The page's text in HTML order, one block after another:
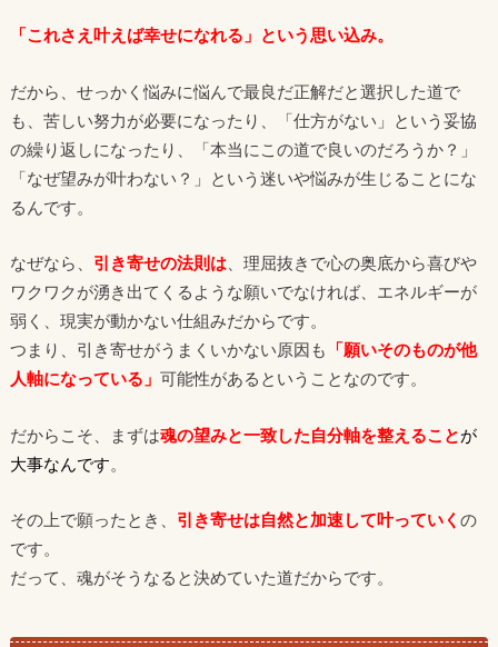
「これさえ叶えば幸せになれる」という思い込み。
だから、せっかく悩みに悩んで最良だ正解だと選択した道で
も、苦しい努力が必要になったり、「仕方がない」という妥協
の繰り返しになったり、「本当にこの道で良いのだろうか？」
「なぜ望みが叶わない？」という迷いや悩みが生じることにな
るんです。
なぜなら、 引き寄せの法則は、理屈抜きで心の奥底から喜びや
ワクワクが湧き出てくるような願いでなければ、エネルギーが
弱く、現実が動かない仕組みだからです。
つまり、引き寄せがうまくいかない原因も
「願いそのものが他
人軸になっている」 可能性があるということなのです。
だからこそ、まずは魂の望みと一致した自分軸を整えることが
大事なんです。
その上で願ったとき、 引き寄せは自然と加速して叶っていく の
です。
だって、魂がそうなると決めていた道だからです。